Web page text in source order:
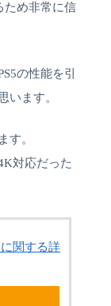
ため非常に信
の性能を引
います。
す。
対応だった
関する詳